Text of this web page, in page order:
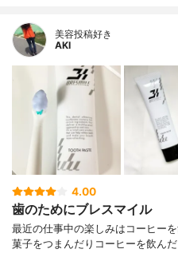
美容投稿好き
AKI
4.00
歯のためにブレスマイル
最近の仕事中の楽しみはコーヒー
菓子をつまんだりコーヒーを飲ん